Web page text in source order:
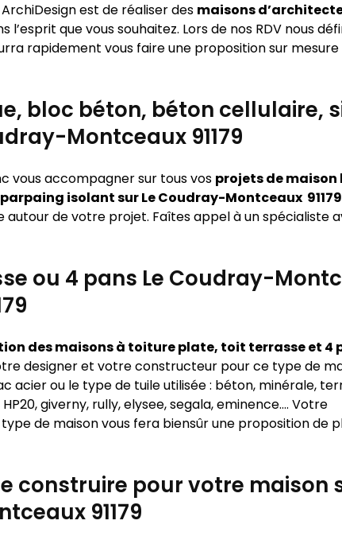
est de réaliser des maisons
l’esprit que vous souhaitez. Lors de nos RDV nous
rapidement vous faire une proposition sur
bloc béton, béton cellulaire,
Montceaux 91179
vous accompagner sur tous vos projets de maison
isolant sur Le Coudray-Montceaux
de votre projet. Faîtes appel à un spécialiste
ou 4 pans Le Coudray-
des maisons à toiture plate, toit terrasse et 4
designer et votre constructeur pour ce type de
acier ou le type de tuile utilisée : béton, minérale,
giverny, rully, elysee, segala, eminence…. Votre
de maison vous fera biensûr une proposition de
construire pour votre maison
91179